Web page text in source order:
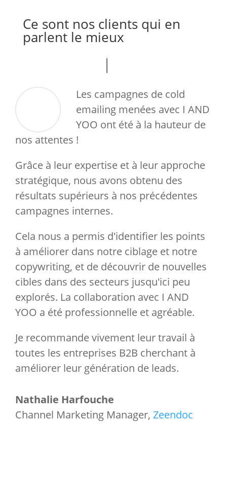
Ce sont nos clients qui en
parlent le mieux
Les campagnes de cold
emailing menées avec I AND
YOO ont été à la hauteur de
nos attentes !
Grâce à leur expertise et à leur approche
stratégique, nous avons obtenu des
résultats supérieurs à nos précédentes
campagnes internes.
Cela nous a permis d'identifier les points
à améliorer dans notre ciblage et notre
copywriting, et de découvrir de nouvelles
cibles dans des secteurs jusqu'ici peu
explorés. La collaboration avec I AND
YOO a été professionnelle et agréable.
Je recommande vivement leur travail à
toutes les entreprises B2B cherchant à
améliorer leur génération de leads.
Nathalie Harfouche
Channel Marketing Manager, Zeendoc